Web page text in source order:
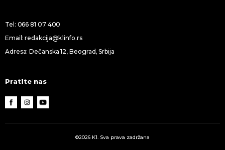
Tel: 066 81 07 400
Email:redakcija@k1info.rs
Adresa: Dečanska 12, Beograd, Srbija
Pratite nas
©2026 K1. Sva prava zadržana